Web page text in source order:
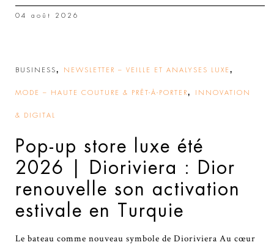
04 août 2026
BUSINESS, NEWSLETTER – VEILLE ET ANALYSES LUXE ,
MODE – HAUTE COUTURE & PRÊT-À-PORTER, INNOVATION
& DIGITAL
Pop-up store luxe été
2026 | Dioriviera : Dior
renouvelle son activation
estivale en Turquie
Le bateau comme nouveau symbole de Dioriviera Au cœur